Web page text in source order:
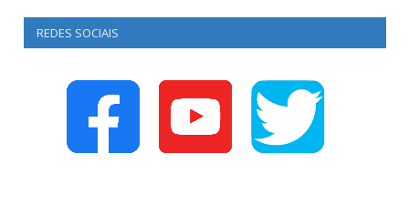
REDES SOCIAIS